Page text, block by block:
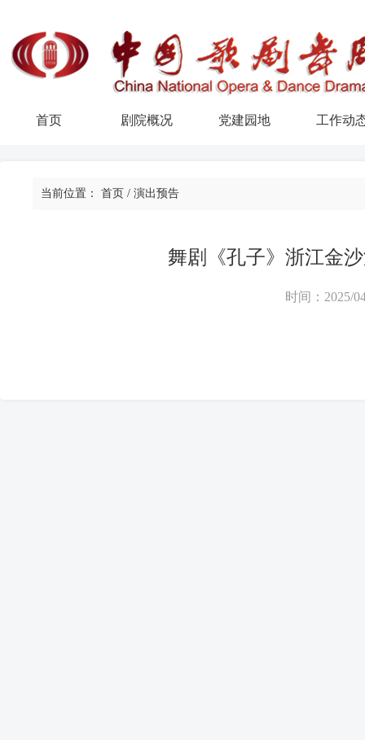
首页 剧院概况 党建园地 工作动
当前位置： 首页 / 演出预告
舞剧《孔子》浙江金
时间：2025/